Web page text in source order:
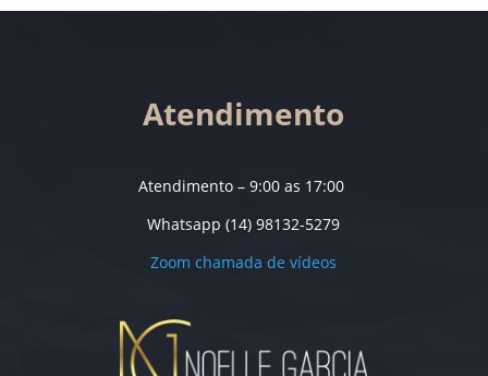
Atendimento
Atendimento – 9:00 as 17:00
Whatsapp (14) 98132-5279
Zoom chamada de vídeos